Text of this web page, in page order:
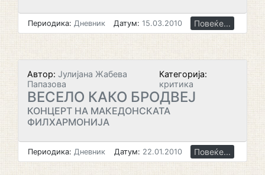
Периодика: Дневник Датум: 15.03.2010 Повеќе...
Автор: Јулијана Жабева
Папазова
Категорија:
критика
ВЕСЕЛО КАКО БРОДВЕЈ
КОНЦЕРТ НА МАКЕДОНСКАТА
ФИЛХАРМОНИЈА
Периодика: Дневник Датум: 22.01.2010 Повеќе...